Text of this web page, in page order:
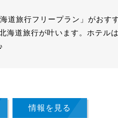
道旅行フリープラン」がおす
海道旅行が叶います。ホテル
情報を見る